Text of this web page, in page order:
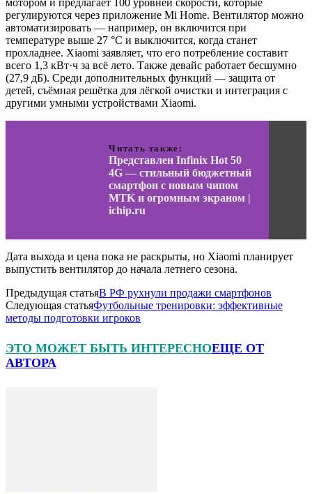
мотором и предлагает 100 уровней скорости, которые
регулируются через приложение Mi Home. Вентилятор можно
автоматизировать — например, он включится при
температуре выше 27 °C и выключится, когда станет
прохладнее. Xiaomi заявляет, что его потребление составит
всего 1,3 кВт·ч за всё лето. Также девайс работает бесшумно
(27,9 дБ). Среди дополнительных функций — защита от
детей, съёмная решётка для лёгкой очистки и интеграция с
другими умными устройствами Xiaomi.
Читать также:
Представлен Infinix Hot 50
4G — стильный бюджетный
смартфон с новым чипом
MTK и огромным экраном |
ichip.ru
Дата выхода и цена пока не раскрыты, но Xiaomi планирует
выпустить вентилятор до начала летнего сезона.
Предыдущая статьяВ РФ рухнули продажи смартфонов
Следующая статьяФутбольные тренировки: эффективные
методы подготовки игроков
ЭТО МОЖЕТ БЫТЬ ИНТЕРЕСНОЕЩЕ ОТ
АВТОРА